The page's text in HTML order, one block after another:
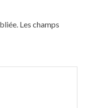
Les champs